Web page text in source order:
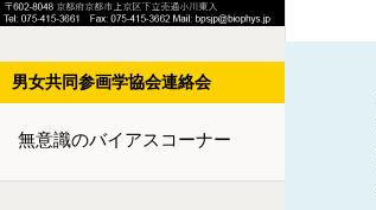
男女共同参画学協会連絡会
無意識のバイアスコーナー